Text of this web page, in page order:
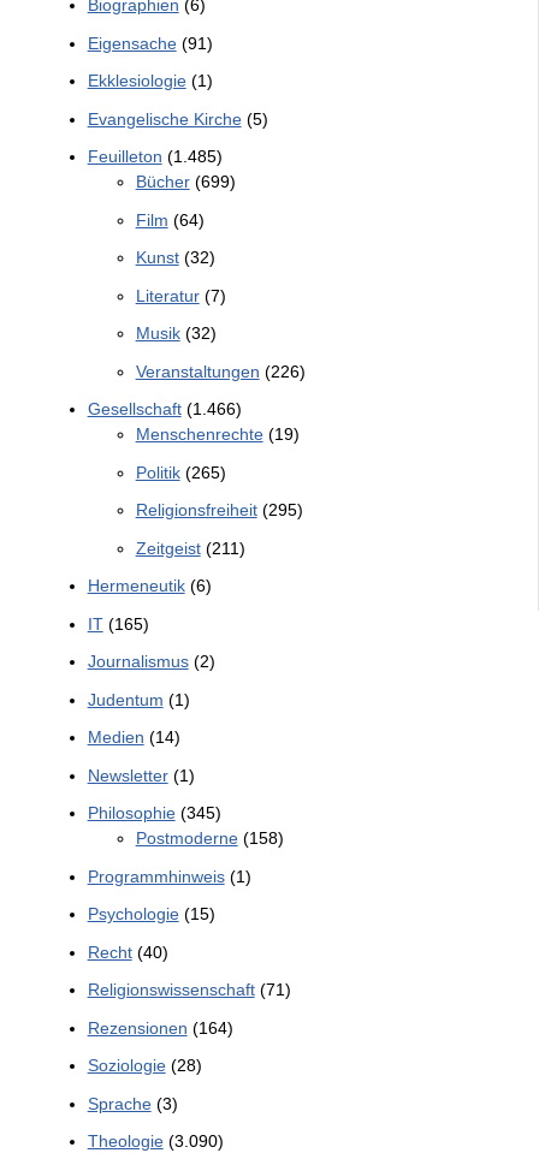
Biographien (6)
Eigensache(91)
Ekklesiologie(1)
Evangelische Kirche(5)
Feuilleton (1.485)
Bücher(699)
Film (64)
Kunst(32)
Literatur(7)
Musik(32)
Veranstaltungen (226)
Gesellschaft(1.466)
Menschenrechte(19)
Politik(265)
Religionsfreiheit(295)
Zeitgeist(211)
Hermeneutik(6)
IT(165)
Journalismus(2)
Judentum (1)
Medien (14)
Newsletter(1)
Philosophie(345)
Postmoderne(158)
Programmhinweis(1)
Psychologie(15)
Recht(40)
Religionswissenschaft(71)
Rezensionen (164)
Soziologie(28)
Sprache(3)
Theologie(3.090)